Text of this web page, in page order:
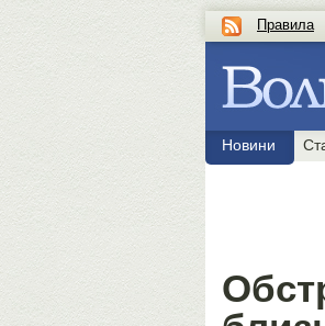
Правила
Новини